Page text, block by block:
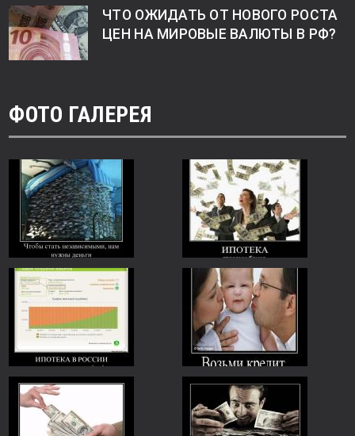
ЧТО ОЖИДАТЬ ОТ НОВОГО РОСТА
ЦЕН НА МИРОВЫЕ ВАЛЮТЫ В РФ?
ФОТО ГАЛЕРЕЯ